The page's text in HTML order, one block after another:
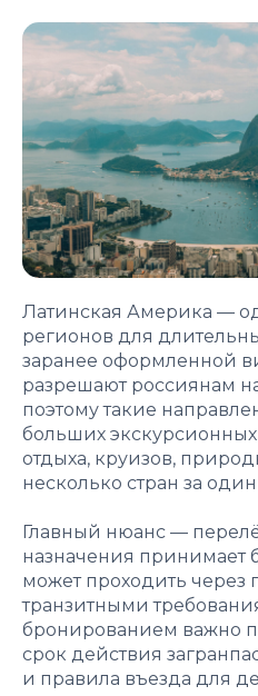
Латинская Америка —
регионов для
заранее оформленной
разрешают россиянам
поэтому такие
больших
отдыха, круизов,
несколько стран за один
Главный нюанс —
назначения принимает
может проходить через
транзитными
бронированием важно
срок действия
и правила въезда для